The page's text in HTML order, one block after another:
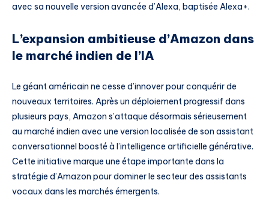
avec sa nouvelle version avancée d’Alexa, baptisée Alexa+.
L’expansion ambitieuse d’Amazon dans
le marché indien de l’IA
Le géant américain ne cesse d’innover pour conquérir de
nouveaux territoires. Après un déploiement progressif dans
plusieurs pays, Amazon s’attaque désormais sérieusement
au marché indien avec une version localisée de son assistant
conversationnel boosté à l’intelligence artificielle générative.
Cette initiative marque une étape importante dans la
stratégie d’Amazon pour dominer le secteur des assistants
vocaux dans les marchés émergents.